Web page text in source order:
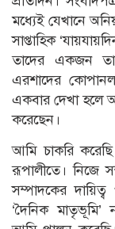
মধ্যেই যেখানে
সাপ্তাহিক
তাদের একজন
এরশাদের
একবার দেখা হলে
করেছেন।
আমি চাকরি
রূপালীতে। নিজে
সম্পাদকের দায়িত্ব
‘দৈনিক মাতৃভূমি’